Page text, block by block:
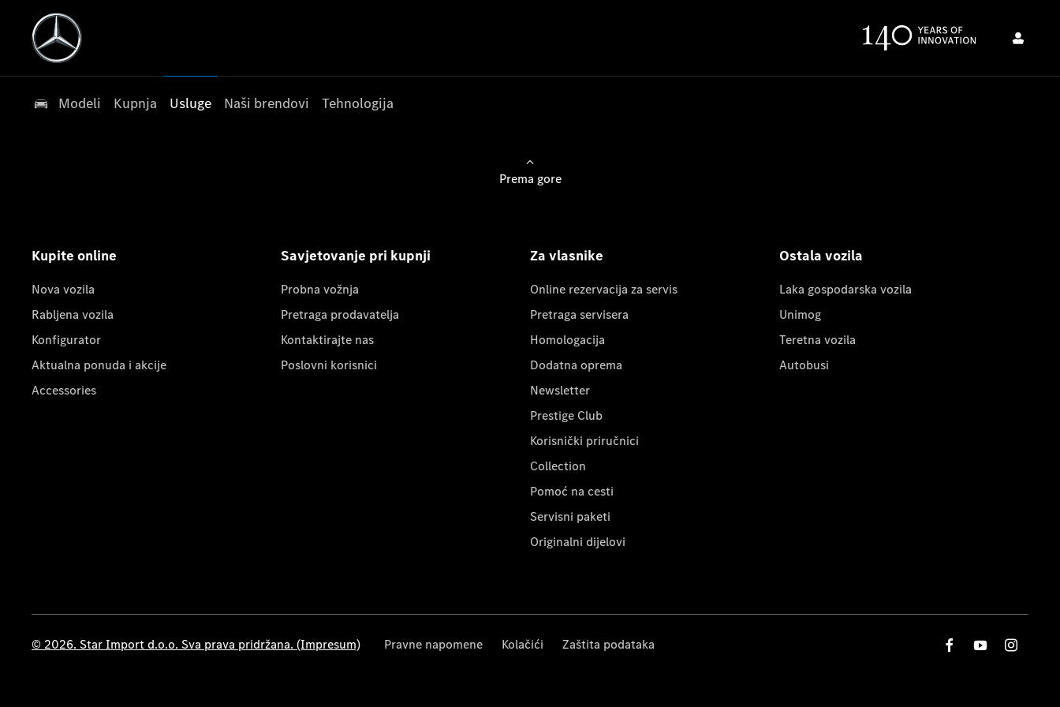
Modeli Kupnja Usluge Naši brendovi Tehnologija
Prema gore
Kupite online
Nova vozila
Rabljena vozila
Konfigurator
Aktualna ponuda i akcije
Accessories
Savjetovanje pri kupnji
Probna vožnja
Pretraga prodavatelja
Kontaktirajte nas
Poslovni korisnici
Za vlasnike
Online rezervacija za servis
Pretraga servisera
Homologacija
Dodatna oprema
Newsletter
Prestige Club
Korisnički priručnici
Collection
Pomoć na cesti
Servisni paketi
Originalni dijelovi
Ostala vozila
Laka gospodarska vozila
Unimog
Teretna vozila
Autobusi
© 2026. Star Import d.o.o. Sva prava pridržana. (Impresum) Pravne napomene Kolačići Zaštita podataka